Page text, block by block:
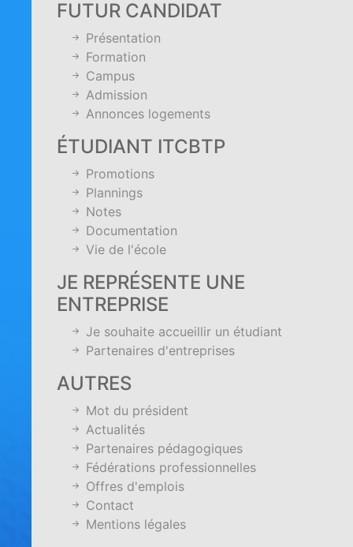
FUTUR CANDIDAT
Présentation
Formation
Campus
Admission
Annonces logements
ÉTUDIANT ITCBTP
Promotions
Plannings
Notes
Documentation
Vie de l'école
JE REPRÉSENTE UNE
ENTREPRISE
Je souhaite accueillir un étudiant
Partenaires d'entreprises
AUTRES
Mot du président
Actualités
Partenaires pédagogiques
Fédérations professionnelles
Offres d'emplois
Contact
Mentions légales